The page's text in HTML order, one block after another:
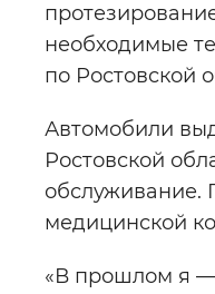
необходимые
по Ростовской
Автомобили
Ростовской
обслуживание.
медицинской
«В прошлом я —